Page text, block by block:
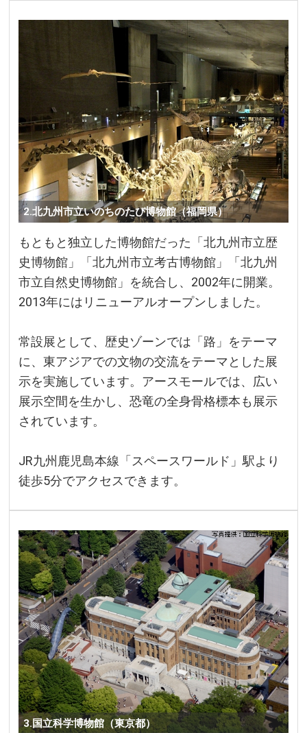
2.北九州市立いのちのたび博物館（福岡県）
もともと独立した博物館だった「北九州市立歴
史博物館」「北九州市立考古博物館」「北九州
市立自然史博物館」を統合し、2002年に開業。
2013年にはリニューアルオープンしました。
常設展として、歴史ゾーンでは「路」をテーマ
に、東アジアでの文物の交流をテーマとした展
示を実施しています。アースモールでは、広い
展示空間を生かし、恐竜の全身骨格標本も展示
されています。
JR九州鹿児島本線「スペースワールド」駅より
徒歩5分でアクセスできます。
3.国立科学博物館（東京都）